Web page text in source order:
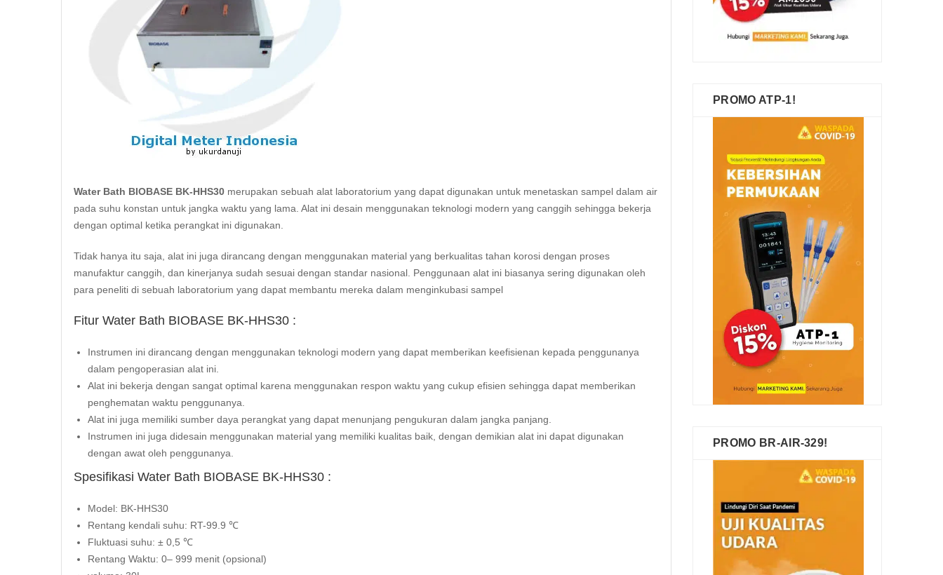
Water Bath BIOBASE BK-HHS30 merupakan sebuah alat laboratorium yang dapat digunakan untuk menetaskan sampel dalam air
pada suhu konstan untuk jangka waktu yang lama. Alat ini desain menggunakan teknologi modern yang canggih sehingga bekerja
dengan optimal ketika perangkat ini digunakan.
Tidak hanya itu saja, alat ini juga dirancang dengan menggunakan material yang berkualitas tahan korosi dengan proses
manufaktur canggih, dan kinerjanya sudah sesuai dengan standar nasional. Penggunaan alat ini biasanya sering digunakan oleh
para peneliti di sebuah laboratorium yang dapat membantu mereka dalam menginkubasi sampel
Fitur Water Bath BIOBASE BK-HHS30 :
Instrumen ini dirancang dengan menggunakan teknologi modern yang dapat memberikan keefisienan kepada penggunanya
dalam pengoperasian alat ini.
Alat ini bekerja dengan sangat optimal karena menggunakan respon waktu yang cukup efisien sehingga dapat memberikan
penghematan waktu penggunanya.
Alat ini juga memiliki sumber daya perangkat yang dapat menunjang pengukuran dalam jangka panjang.
Instrumen ini juga didesain menggunakan material yang memiliki kualitas baik, dengan demikian alat ini dapat digunakan
dengan awat oleh penggunanya.
Spesifikasi Water Bath BIOBASE BK-HHS30 :
Model: BK-HHS30
Rentang kendali suhu: RT-99.9 ℃
Fluktuasi suhu: ± 0,5 ℃
Rentang Waktu: 0– 999 menit (opsional)
PROMO ATP-1!
PROMO BR-AIR-329!